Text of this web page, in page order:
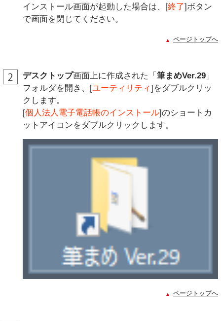
インストール画面が起動した場合は、[終了]ボタン
で画面を閉じてください。
ページトップへ
デスクトップ画面上に作成された「 筆まめVer.29 」
フォルダを開き、[ユーティリティ]をダブルクリッ
クします。
[個人法人電子電話帳のインストール]のショートカ
ットアイコンをダブルクリックします。
ページトップへ